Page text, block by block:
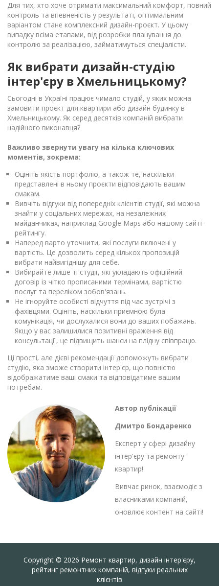
Для тих, хто хоче отримати максимальний комфорт, повний
контроль та впевненість у результаті, оптимальним
варіантом стане комплексний дизайн-проєкт. У цьому
випадку всіма етапами, від розробки планування до
контролю за реалізацією, займатимуться спеціалісти.
Як вибрати дизайн-студію
інтер'єру в Хмельницькому?
Сьогодні в Україні працює чимало студій, у яких можна
замовити проєкт для квартири або дизайн будинку в
Хмельницькому. Як серед десятків компаній вибрати
надійного виконавця?
Важливо звернути увагу на кілька ключових
моментів, зокрема:
Оцініть якість портфоліо, а також те, наскільки
представлені в ньому проєкти відповідають вашим
смакам.
Вивчіть відгуки від попередніх клієнтів студії, які можна
знайти у соціальних мережах, на незалежних
майданчиках, наприклад Google Maps або нашому сайті-
рейтингу.
Наперед варто уточнити, які послуги включені у
вартість. Це дозволить серед кількох пропозицій
вибрати найвигіднішу для себе.
Вибирайте лише ті студії, які укладають офіційний
договір із чітко прописаними термінами, вартістю
послуг та переліком зобов'язань.
Не ігноруйте особисті відчуття під час зустрічі з
фахівцями. Оцініть, наскільки приємною була
комунікація, чи дослухалися вони до ваших побажань.
Якщо у вас залишилися позитивні враження від
консультації, це підвищить шанси на плідну співпрацю.
Ці прості, але дієві рекомендації допоможуть вибрати
студію, яка зможе створити інтер'єр, що повністю
відображатиме ваші смаки та відповідатиме вашим
потребам.
Автор публікації
Дмитро Бондаренко
Експерт у сфері дизайну
інтер'єру та ремонту
квартир!
Вивчає ринок, взаємодіє з
власниками компаній,
оновлює контент на сайті!
Copyright © 2026 Ремонт квартир, дизайн інтер'єру,
рейтинг ремонтних компаній, відгуки реальних
клієнтів